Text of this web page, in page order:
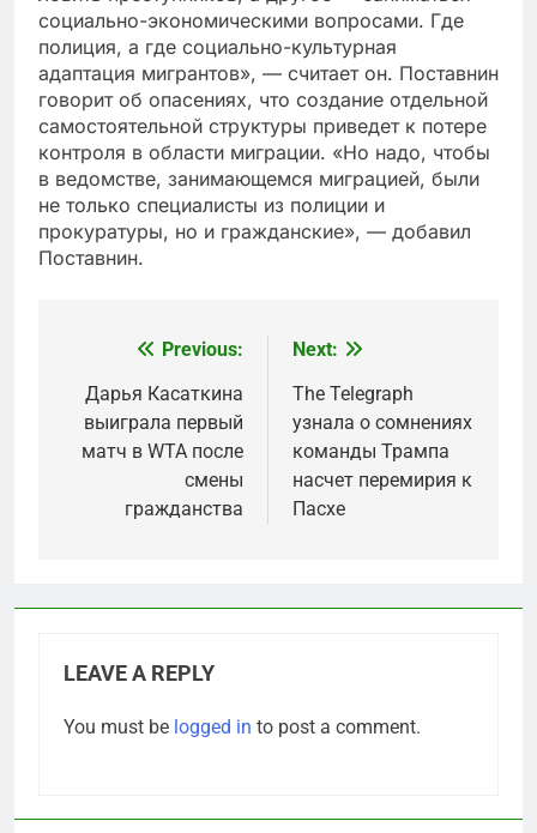
социально-экономическими вопросами. Где
полиция, а где социально-культурная
адаптация мигрантов», — считает он. Поставнин
говорит об опасениях, что создание отдельной
самостоятельной структуры приведет к потере
контроля в области миграции. «Но надо, чтобы
в ведомстве, занимающемся миграцией, были
не только специалисты из полиции и
прокуратуры, но и гражданские», — добавил
Поставнин.
navigation
Previous:
Дарья Касаткина
выиграла первый
матч в WTA после
смены
гражданства
Next:
The Telegraph
узнала о сомнениях
команды Трампа
насчет перемирия к
Пасхе
LEAVE A REPLY
You must be logged in to post a comment.